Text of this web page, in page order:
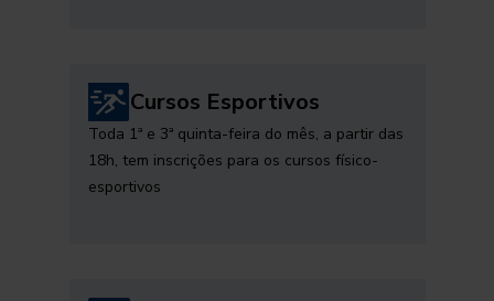
Cursos Esportivos
Toda 1ª e 3ª quinta-feira do mês, a partir das
18h, tem inscrições para os cursos físico-
esportivos